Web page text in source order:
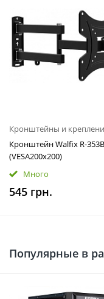
Кронштейны и
Кронштейн Walfix R-353B
(VESA200х200)
Много
545 грн.
Популярные в